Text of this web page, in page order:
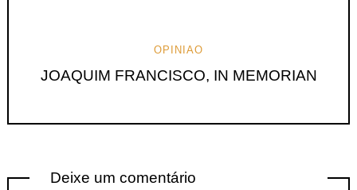
OPINIAO
JOAQUIM FRANCISCO, IN MEMORIAN
Deixe um comentário